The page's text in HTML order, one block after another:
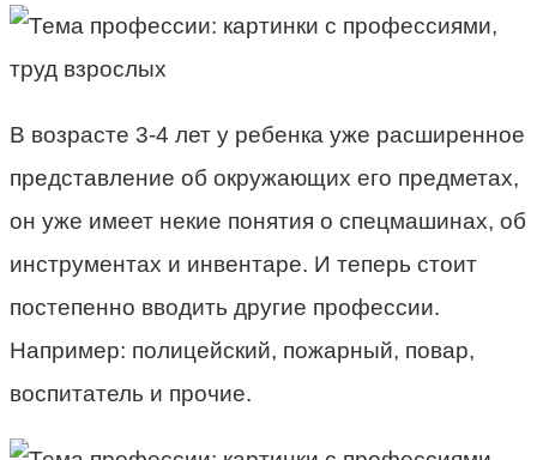
В возрасте 3-4 лет у ребенка уже расширенное
представление об окружающих его предметах,
он уже имеет некие понятия о спецмашинах, об
инструментах и инвентаре. И теперь стоит
постепенно вводить другие профессии.
Например: полицейский, пожарный, повар,
воспитатель и прочие.